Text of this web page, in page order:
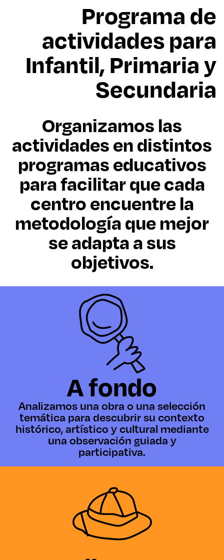
Programa de
actividades para
Infantil, Primaria y
Secundaria
Organizamos las
actividades en distintos
programas educativos
para facilitar que cada
centro encuentre la
metodología que mejor
se adapta a sus
objetivos.
A fondo
Analizamos una obra o una selección
temática para descubrir su contexto
histórico, artístico y cultural mediante
una observación guiada y
participativa.